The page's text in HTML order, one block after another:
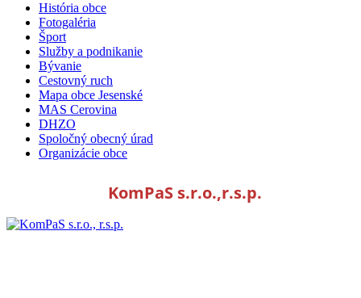
História obce
Fotogaléria
Šport
Služby a podnikanie
Bývanie
Cestovný ruch
Mapa obce Jesenské
MAS Cerovina
DHZO
Spoločný obecný úrad
Organizácie obce
KomPaS s.r.o.,r.s.p.